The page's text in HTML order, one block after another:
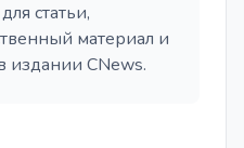
статьи,
материал и
издании CNews.